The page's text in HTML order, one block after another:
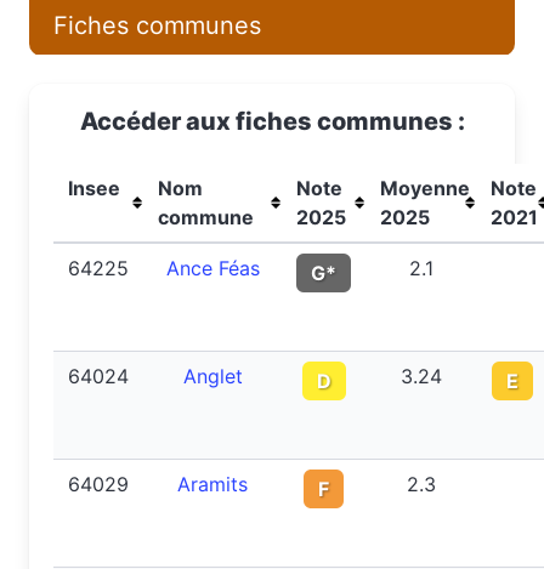
Fiches communes
Accéder aux fiches communes :
Insee
Nom
commune
Note
2025
Moyenne
2025
Note
2021
64225 Ance Féas G* 2.1
64024 Anglet D 3.24 E
64029 Aramits F 2.3